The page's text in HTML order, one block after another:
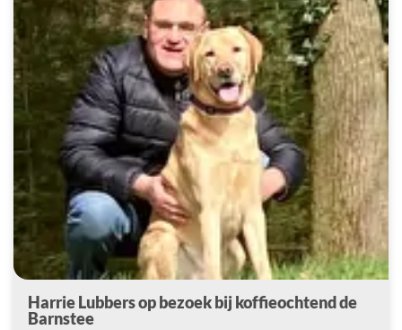
Harrie Lubbers op bezoek bij koffieochtend de
Barnstee